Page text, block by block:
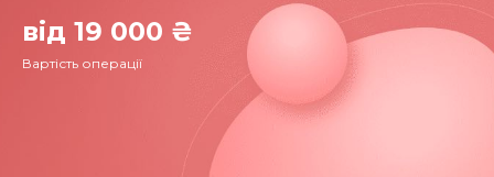
від 19 000 ₴
Вартість операції